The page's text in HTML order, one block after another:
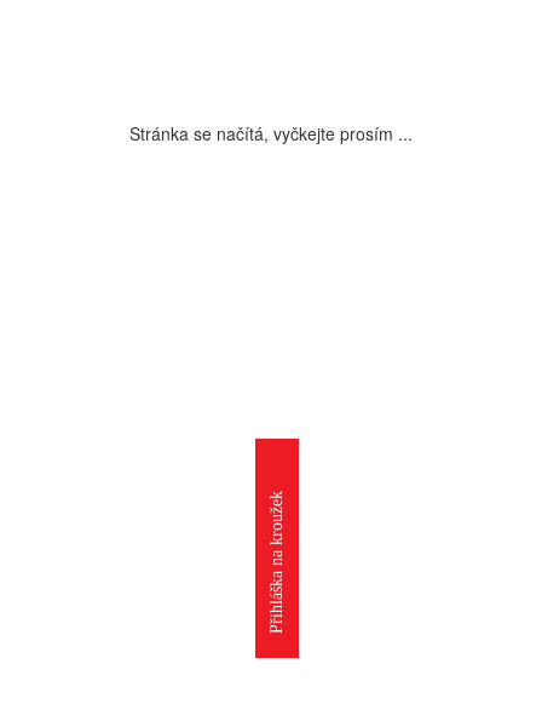
Stránka se načítá, vyčkejte prosím ...
Přihláška na kroužek